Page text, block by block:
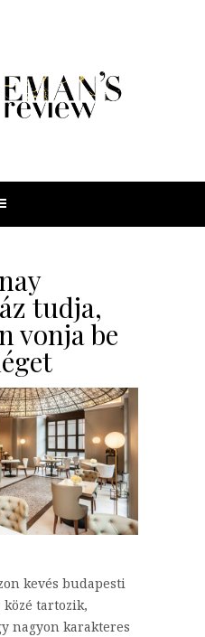
tudja,
vonja be
kevés budapesti
tartozik,
nagyon karakteres